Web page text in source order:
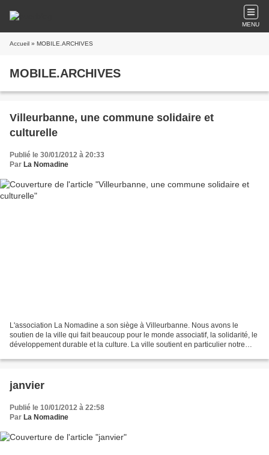
MENU
Accueil » MOBILE.ARCHIVES
MOBILE.ARCHIVES
Villeurbanne, une commune solidaire et
culturelle
Publié le 30/01/2012 à 20:33
Par La Nomadine
L'association La Nomadine a son siège à Villeurbanne. Nous avons le
soutien de la ville qui fait beaucoup pour le monde associatif, la solidarité, le
développement durable et la culture. La ville soutient en particulier notre
janvier
Publié le 10/01/2012 à 22:58
Par La Nomadine